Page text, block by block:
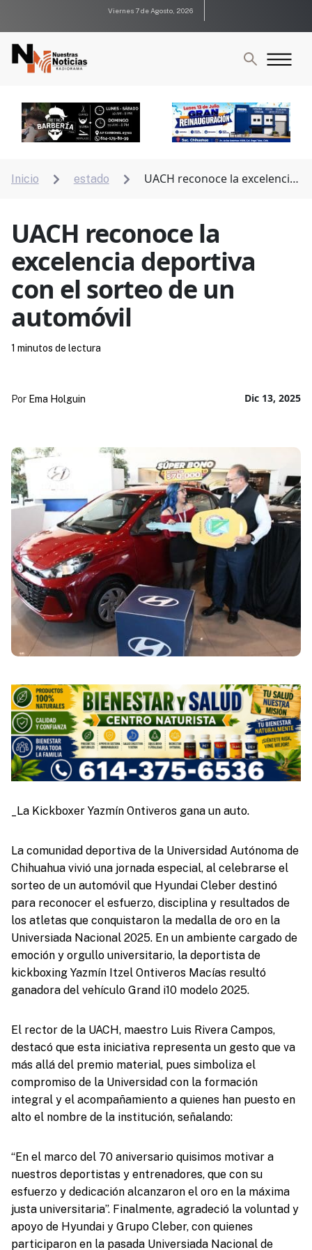
Viernes 7 de Agosto, 2026
Inicio  estado 
UACH reconoce la excelencia
UACH reconoce la
excelencia deportiva
con el sorteo de un
automóvil
Dic 13, 2025
Por Ema Holguin
1 minutos de lectura
_La Kickboxer Yazmín Ontiveros gana un auto.
La comunidad deportiva de la Universidad Autónoma de
Chihuahua vivió una jornada especial, al celebrarse el
sorteo de un automóvil que Hyundai Cleber destinó
para reconocer el esfuerzo, disciplina y resultados de
los atletas que conquistaron la medalla de oro en la
Universiada Nacional 2025. En un ambiente cargado de
emoción y orgullo universitario, la deportista de
kickboxing Yazmín Itzel Ontiveros Macías resultó
ganadora del vehículo Grand i10 modelo 2025.
El rector de la UACH, maestro Luis Rivera Campos,
destacó que esta iniciativa representa un gesto que va
más allá del premio material, pues simboliza el
compromiso de la Universidad con la formación
integral y el acompañamiento a quienes han puesto en
alto el nombre de la institución, señalando:
“En el marco del 70 aniversario quisimos motivar a
nuestros deportistas y entrenadores, que con su
esfuerzo y dedicación alcanzaron el oro en la máxima
justa universitaria”. Finalmente, agradeció la voluntad y
apoyo de Hyundai y Grupo Cleber, con quienes
participaron en la pasada Universiada Nacional de